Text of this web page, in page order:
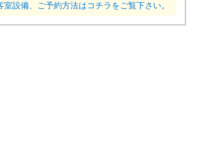
設備、ご予約方法はコチラをご覧下さい。